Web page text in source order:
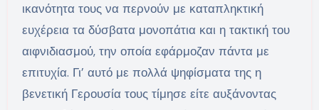
ικανότητα τους να περνούν με καταπληκτική
ευχέρεια τα δύσβατα μονοπάτια και η τακτική του
αιφνιδιασμού, την οποία εφάρμοζαν πάντα με
επιτυχία. Γι’ αυτό με πολλά ψηφίσματα της η
βενετική Γερουσία τους τίμησε είτε αυξάνοντας